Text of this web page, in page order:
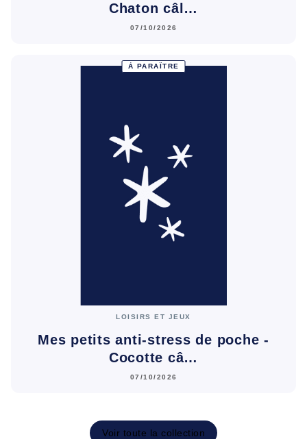
Chaton câl…
07/10/2026
À PARAÎTRE
LOISIRS ET JEUX
Mes petits anti-stress de poche -
Cocotte câ…
07/10/2026
Voir toute la collection